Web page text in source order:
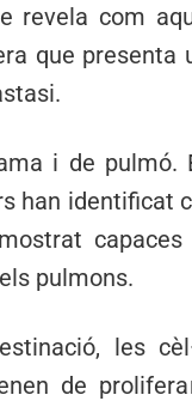
com
que presenta
i de
han identificat
pulmons.
les
de